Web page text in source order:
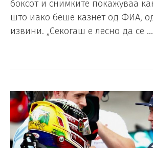
боксот и снимките покажуваа
што иако беше казнет од ФИА,
извини. „Секогаш е лесно да се …